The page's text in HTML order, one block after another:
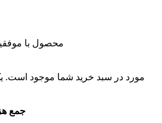
محصول با
مورد در سبد خرید شما موجود است.
جمع